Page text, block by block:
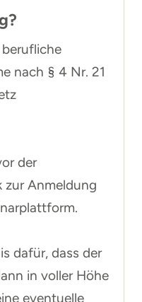
nach § 4 Nr. 21
der
zur Anmeldung
dafür, dass der
in voller Höhe
eventuelle